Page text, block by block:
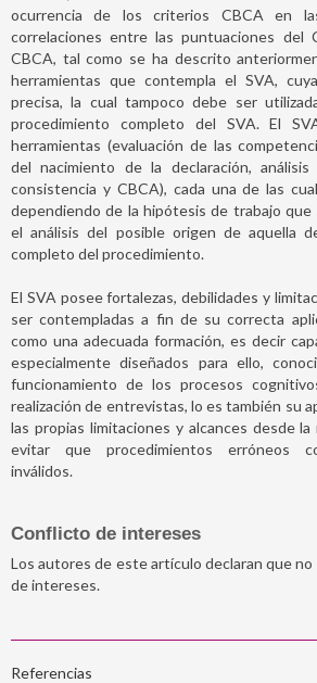
ocurrencia de los criterios CBCA en
correlaciones entre las puntuaciones del
CBCA, tal como se ha descrito
herramientas que contempla el SVA,
precisa, la cual tampoco debe ser
procedimiento completo del SVA. El
herramientas (evaluación de las
del nacimiento de la declaración,
consistencia y CBCA), cada una de las
dependiendo de la hipótesis de trabajo que
el análisis del posible origen de aquella
completo del procedimiento.
El SVA posee fortalezas, debilidades y
ser contempladas a fin de su correcta
como una adecuada formación, es decir
especialmente diseñados para ello,
funcionamiento de los procesos
realización de entrevistas, lo es también su
las propias limitaciones y alcances desde
evitar que procedimientos erróneos
inválidos.
Conflicto de intereses
Los autores de este artículo declaran que
de intereses.
Referencias